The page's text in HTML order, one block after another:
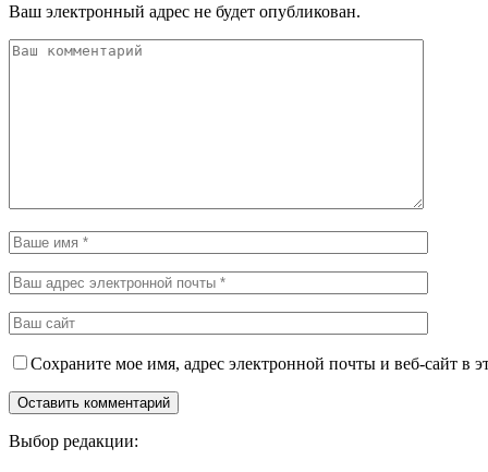
Ваш электронный адрес не будет опубликован.
Сохраните мое имя, адрес электронной почты и веб-сайт в
Выбор редакции: